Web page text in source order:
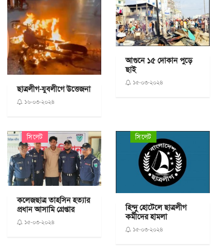
ছাত্রলীগ-যুবলীগে উত্তেজনা
১৬-০৩-২০২৪
আগুনে ১৫ দোকান পুড়ে
ছাই
১৫-০৩-২০২৪
সিলেট
কলেজছাত্র তাহসিন হত্যার
প্রধান আসামি গ্রেপ্তার
১৫-০৩-২০২৪
সিলেট
হিন্দু হোটেলে ছাত্রলীগ
কর্মীদের হামলা
১৫-০৩-২০২৪